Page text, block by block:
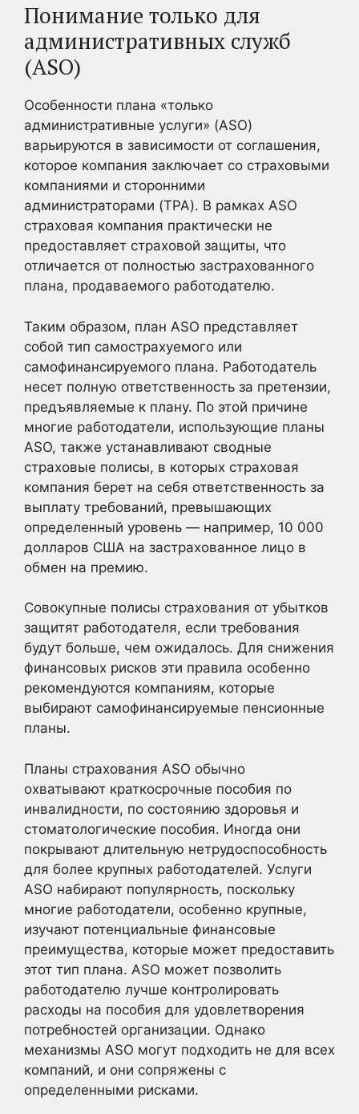
Понимание только для
административных служб
(ASO)
Особенности плана «только
административные услуги» (ASO)
варьируются в зависимости от соглашения,
которое компания заключает со страховыми
компаниями и сторонними
администраторами (TPA). В рамках ASO
страховая компания практически не
предоставляет страховой защиты, что
отличается от полностью застрахованного
плана, продаваемого работодателю.
Таким образом, план ASO представляет
собой тип самострахуемого или
самофинансируемого плана. Работодатель
несет полную ответственность за претензии,
предъявляемые к плану. По этой причине
многие работодатели, использующие планы
ASO, также устанавливают сводные
страховые полисы, в которых страховая
компания берет на себя ответственность за
выплату требований, превышающих
определенный уровень — например, 10 000
долларов США на застрахованное лицо в
обмен на премию.
Совокупные полисы страхования от убытков
защитят работодателя, если требования
будут больше, чем ожидалось. Для снижения
финансовых рисков эти правила особенно
рекомендуются компаниям, которые
выбирают самофинансируемые пенсионные
планы.
Планы страхования ASO обычно
охватывают краткосрочные пособия по
инвалидности, по состоянию здоровья и
стоматологические пособия. Иногда они
покрывают длительную нетрудоспособность
для более крупных работодателей. Услуги
ASO набирают популярность, поскольку
многие работодатели, особенно крупные,
изучают потенциальные финансовые
преимущества, которые может предоставить
этот тип плана. ASO может позволить
работодателю лучше контролировать
расходы на пособия для удовлетворения
потребностей организации. Однако
механизмы ASO могут подходить не для всех
компаний, и они сопряжены с
определенными рисками.